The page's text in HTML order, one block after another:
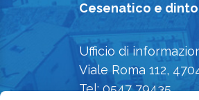
Cesenatico e
Ufficio di
Viale Roma 112,
Tel: 0547 79435